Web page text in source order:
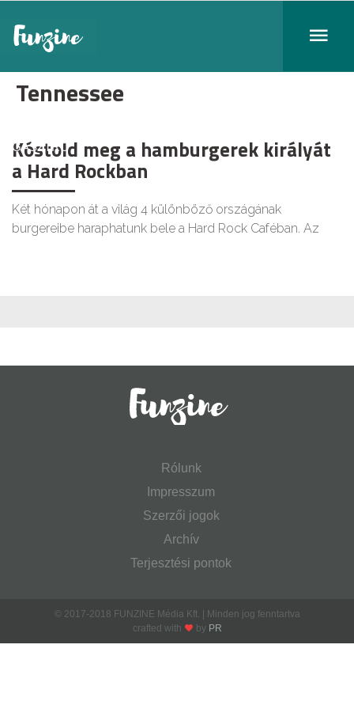
Tennessee
GASZTRO
Kóstold meg a hamburgerek királyát
a Hard Rockban
Két hónapon át a világ 4 különböző országának
burgereibe haraphatunk bele a Hard Rock Caféban. Az
Rólunk
Impresszum
Szerzői jogok
Archív
Terjesztési pontok
© 2017-2018 FUNZINE Média Kft. | Minden jog fenntartva
crafted with
by PR